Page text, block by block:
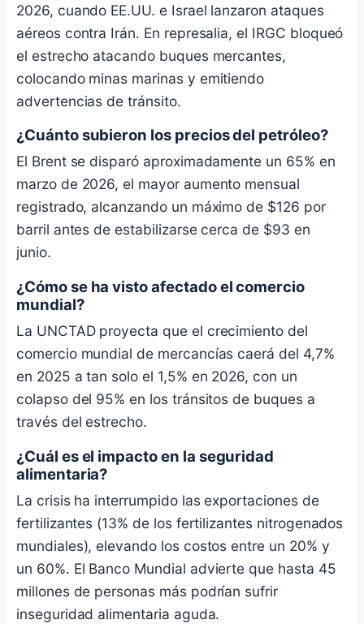
2026, cuando EE.UU. e Israel lanzaron ataques
aéreos contra Irán. En represalia, el IRGC bloqueó
el estrecho atacando buques mercantes,
colocando minas marinas y emitiendo
advertencias de tránsito.
¿Cuánto subieron los precios del petróleo?
El Brent se disparó aproximadamente un 65% en
marzo de 2026, el mayor aumento mensual
registrado, alcanzando un máximo de $126 por
barril antes de estabilizarse cerca de $93 en
junio.
¿Cómo se ha visto afectado el comercio
mundial?
La UNCTAD proyecta que el crecimiento del
comercio mundial de mercancías caerá del 4,7%
en 2025 a tan solo el 1,5% en 2026, con un
colapso del 95% en los tránsitos de buques a
través del estrecho.
¿Cuál es el impacto en la seguridad
alimentaria?
La crisis ha interrumpido las exportaciones de
fertilizantes (13% de los fertilizantes nitrogenados
mundiales), elevando los costos entre un 20% y
un 60%. El Banco Mundial advierte que hasta 45
millones de personas más podrían sufrir
inseguridad alimentaria aguda.